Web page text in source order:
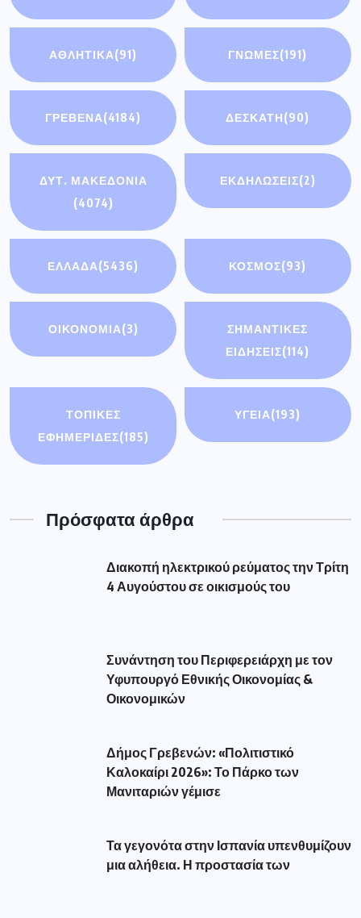
ΑΘΛΗΤΙΚΆ(91) ΓΝΩΜΕΣ(191)
ΓΡΕΒΕΝΑ(4184) ΔΕΣΚΑΤΗ(90)
ΔΥΤ. ΜΑΚΕΔΟΝΙΑ
(4074)
ΕΚΔΗΛΩΣΕΙΣ(2)
ΕΛΛΑΔΑ(5436) ΚΟΣΜΟΣ(93)
ΟΙΚΟΝΟΜΊΑ(3)
ΣΗΜΑΝΤΙΚΈΣ
ΕΙΔΉΣΕΙΣ(114)
ΤΟΠΙΚΕΣ
ΕΦΗΜΕΡΙΔΕΣ(185)
ΥΓΕΙΑ(193)
Πρόσφατα άρθρα
Διακοπή ηλεκτρικού ρεύματος την Τρίτη
4 Αυγούστου σε οικισμούς του
Συνάντηση του Περιφερειάρχη με τον
Υφυπουργό Εθνικής Οικονομίας &
Οικονομικών
Δήμος Γρεβενών: «Πολιτιστικό
Καλοκαίρι 2026»: Το Πάρκο των
Μανιταριών γέμισε
Τα γεγονότα στην Ισπανία υπενθυμίζουν
μια αλήθεια. Η προστασία των